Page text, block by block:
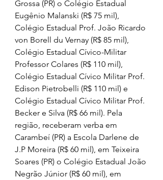
Grossa (PR) o Colégio Estadual
Eugênio Malanski (R$ 75 mil),
Colégio Estadual Prof. João Ricardo
von Borell du Vernay (R$ 85 mil),
Colégio Estadual Cívico-Militar
Professor Colares (R$ 110 mil),
Colégio Estadual Cívico Militar Prof.
Edison Pietrobelli (R$ 110 mil) e
Colégio Estadual Cívico Militar Prof.
Becker e Silva (R$ 66 mil). Pela
região, receberam verba em
Carambeí (PR) a Escola Darlene de
J.P Moreira (R$ 60 mil), em Teixeira
Soares (PR) o Colégio Estadual João
Negrão Júnior (R$ 60 mil), em